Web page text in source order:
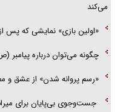
می‌کند
«اولین بازی» نمایشی که پس از ۲۱ سال همچنان با مخاطب همراه است
چگونه می‌توان درباره
«رسم پروانه شدن» از عشق و
جست‌وجوی بی‌پایان برای